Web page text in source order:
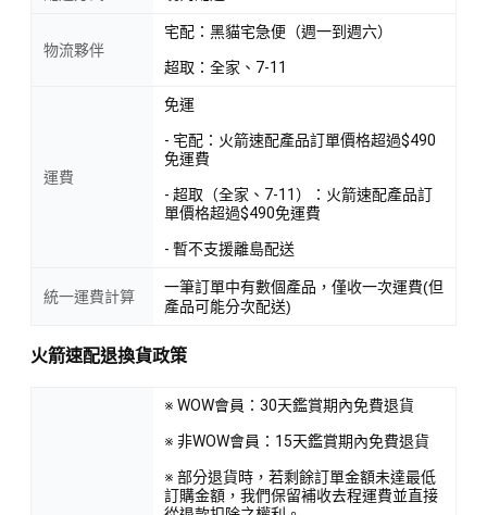
物流夥伴
宅配：黑貓宅急便（週一到週六）
超取：全家、7-11
運費
免運
- 宅配：火箭速配產品訂單價格超過$490
免運費
- 超取（全家、7-11）：火箭速配產品訂
單價格超過$490免運費
- 暫不支援離島配送
統一運費計算
一筆訂單中有數個產品，僅收一次運費(但
產品可能分次配送)
火箭速配退換貨政策
※ WOW會員：30天鑑賞期內免費退貨
※ 非WOW會員：15天鑑賞期內免費退貨
※ 部分退貨時，若剩餘訂單金額未達最低
訂購金額，我們保留補收去程運費並直接